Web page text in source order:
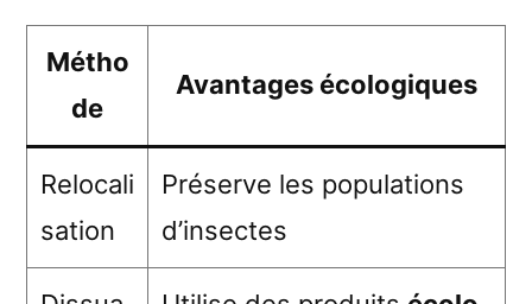
Métho
de
Avantages écologiques
Relocali
sation
Préserve les populations
d’insectes